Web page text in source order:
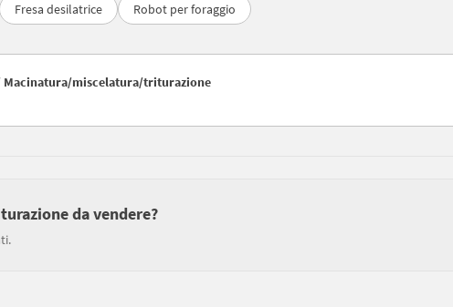
Fresa desilatrice Robot per foraggio
Macinatura/miscelatura/triturazione
da vendere?